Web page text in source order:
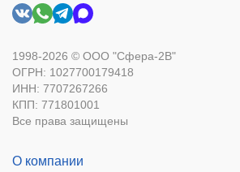
1998-2026 © ООО "Сфера-2В"
ОГРН: 1027700179418
ИНН: 7707267266
КПП: 771801001
Все права защищены
О компании